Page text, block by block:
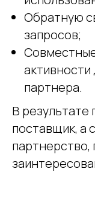
Обратную
запросов;
партнера.
В результате
поставщик, а